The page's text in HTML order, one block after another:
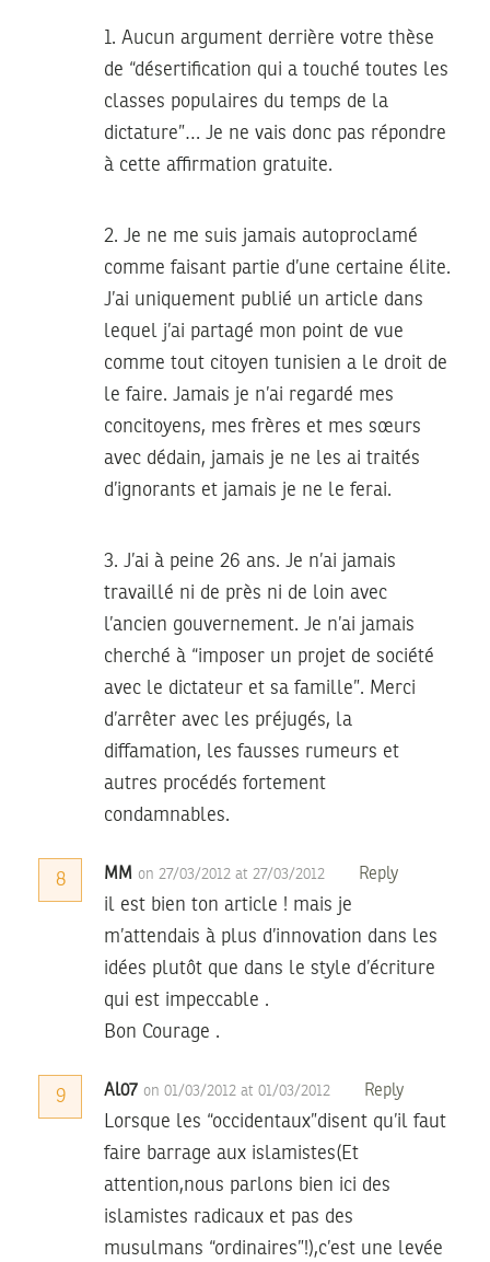
1. Aucun argument derrière votre thèse
de “désertification qui a touché toutes les
classes populaires du temps de la
dictature”… Je ne vais donc pas répondre
à cette affirmation gratuite.
2. Je ne me suis jamais autoproclamé
comme faisant partie d’une certaine élite.
J’ai uniquement publié un article dans
lequel j’ai partagé mon point de vue
comme tout citoyen tunisien a le droit de
le faire. Jamais je n’ai regardé mes
concitoyens, mes frères et mes sœurs
avec dédain, jamais je ne les ai traités
d’ignorants et jamais je ne le ferai.
3. J’ai à peine 26 ans. Je n’ai jamais
travaillé ni de près ni de loin avec
l’ancien gouvernement. Je n’ai jamais
cherché à “imposer un projet de société
avec le dictateur et sa famille”. Merci
d’arrêter avec les préjugés, la
diffamation, les fausses rumeurs et
autres procédés fortement
condamnables.
8 MM on 27/03/2012 at 27/03/2012 Reply
il est bien ton article ! mais je
m’attendais à plus d’innovation dans les
idées plutôt que dans le style d’écriture
qui est impeccable .
Bon Courage .
9 Al07 on 01/03/2012 at 01/03/2012 Reply
Lorsque les “occidentaux”disent qu’il faut
faire barrage aux islamistes(Et
attention,nous parlons bien ici des
islamistes radicaux et pas des
musulmans “ordinaires”!),c’est une levée